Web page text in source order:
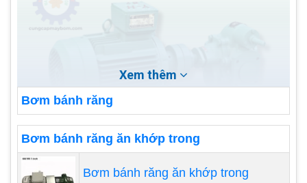
Xem thêm
Bơm bánh răng
Bơm bánh răng ăn khớp trong
Bơm bánh răng ăn khớp trong